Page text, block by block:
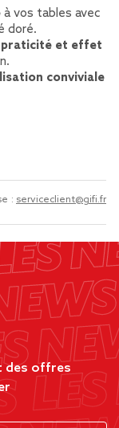
à vos tables avec
doré.
praticité et effet
conviviale
: serviceclient@gifi.fr
des offres